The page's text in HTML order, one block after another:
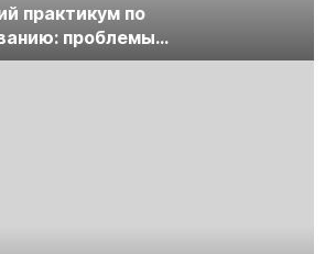
практикум по
проблемы
цифровизации, экспертизы